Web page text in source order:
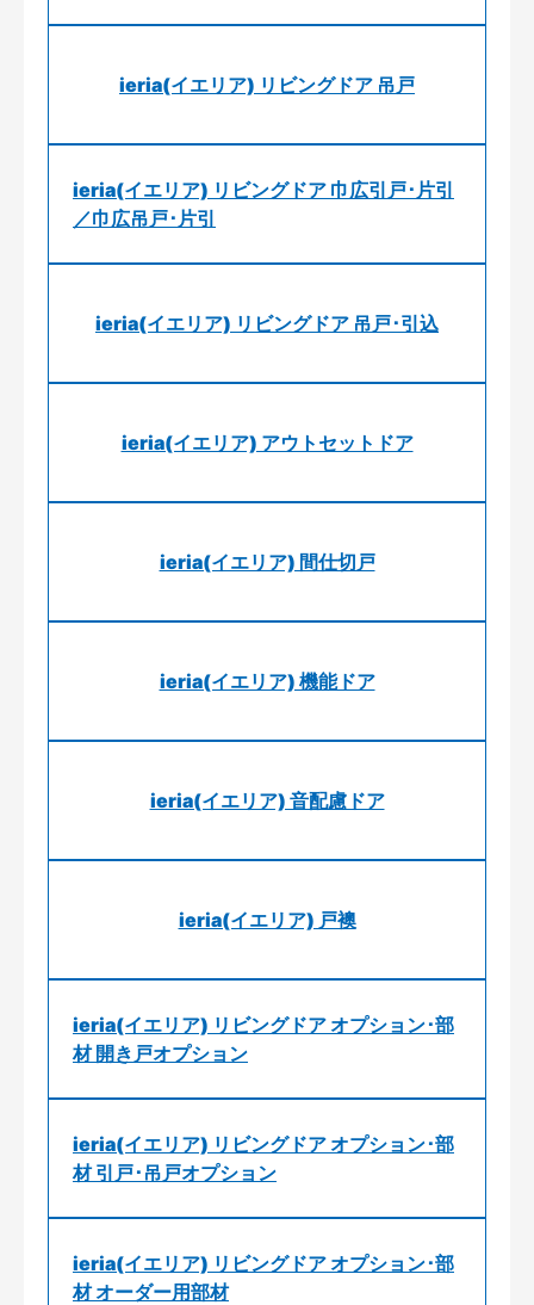
ieria(イエリア) リビングドア 吊戸
ieria(イエリア) リビングドア 巾広引戸･片引
／巾広吊戸･片引
ieria(イエリア) リビングドア 吊戸･引込
ieria(イエリア) アウトセットドア
ieria(イエリア) 間仕切戸
ieria(イエリア) 機能ドア
ieria(イエリア) 音配慮ドア
ieria(イエリア) 戸襖
ieria(イエリア) リビングドア オプション･部
材 開き戸オプション
ieria(イエリア) リビングドア オプション･部
材 引戸･吊戸オプション
ieria(イエリア) リビングドア オプション･部
材 オーダー用部材